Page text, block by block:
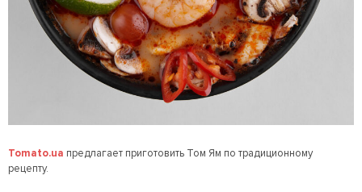
Tomato.ua предлагает приготовить Том Ям по традиционному
рецепту.